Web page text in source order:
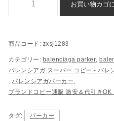
お買い物カゴ
商品コード: zxsj1283
カテゴリー: balenciaga parker,
バレンシアガ スーパー コピー​ - バレ
,バレンシアガパーカー,
ブランドコピー通販 激安＆代引きOK
タグ: パーカー